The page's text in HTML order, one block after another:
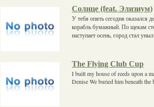
Солнце (feat. Элизиум)
У тебя опять сегодня оказался
корабль бумажный. По щекам
наступает осень, город стал
The Flying Club Cup
I built my house of reeds upon a
Denise We buried him beneath